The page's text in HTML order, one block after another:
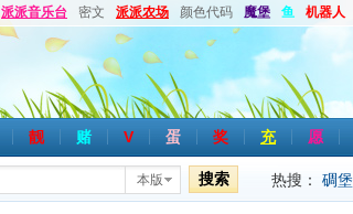
派派音乐台 密文 派派农场 颜色代码 魔堡 鱼 机器人
靓 赌 V 蛋 奖 充 愿
本版 搜索 热搜： 碉堡